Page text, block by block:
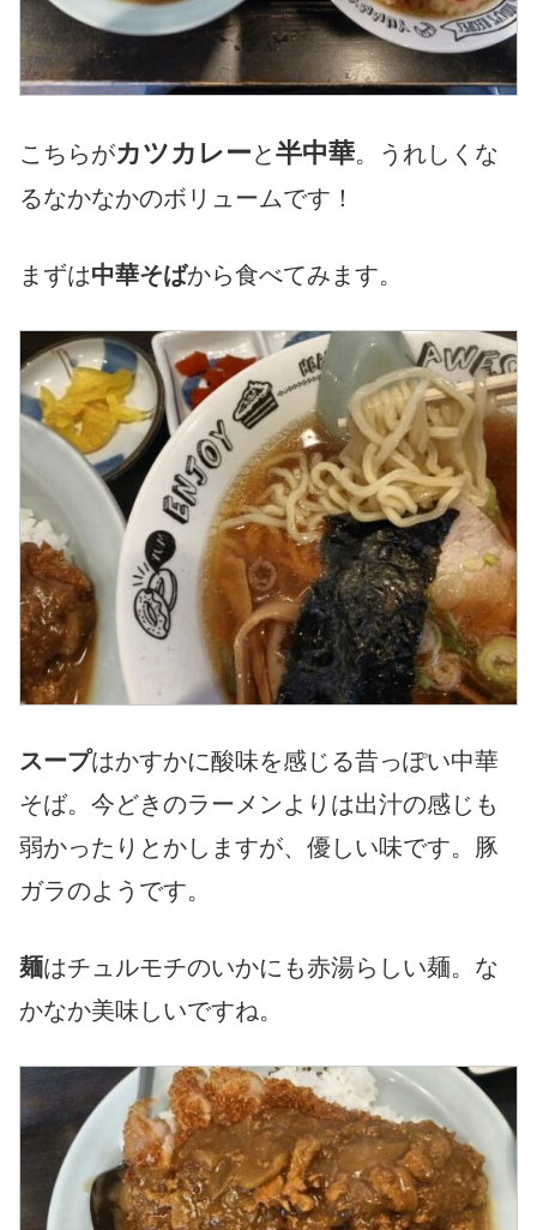
こちらがカツカレーと半中華。うれしくな
るなかなかのボリュームです！
まずは中華そばから食べてみます。
スープはかすかに酸味を感じる昔っぽい中華
そば。今どきのラーメンよりは出汁の感じも
弱かったりとかしますが、優しい味です。豚
ガラのようです。
麺はチュルモチのいかにも赤湯らしい麺。な
かなか美味しいですね。